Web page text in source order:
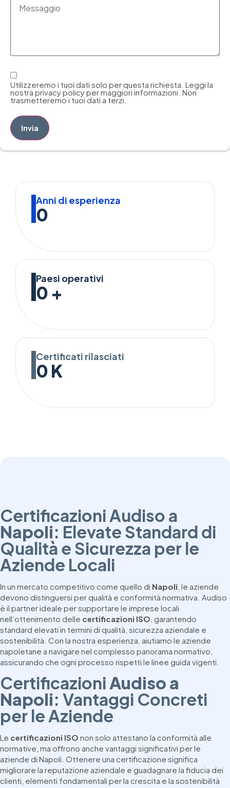
Utilizzeremo i tuoi dati solo per questa richiesta. Leggi la
nostra privacy policy per maggiori informazioni. Non
trasmetteremo i tuoi dati a terzi.
Invia
Anni di esperienza
0
Paesi operativi
0 +
Certificati rilasciati
0K
Certificazioni Audiso a
Napoli: Elevate Standard di
Qualità e Sicurezza per le
Aziende Locali
In un mercato competitivo come quello di Napoli , le aziende
devono distinguersi per qualità e conformità normativa. Audiso
è il partner ideale per supportare le imprese locali
nell’ottenimento delle certificazioni ISO , garantendo
standard elevati in termini di qualità, sicurezza aziendale e
sostenibilità. Con la nostra esperienza, aiutiamo le aziende
napoletane a navigare nel complesso panorama normativo,
assicurando che ogni processo rispetti le linee guida vigenti.
Certificazioni Audiso a
Napoli: Vantaggi Concreti
per le Aziende
Le certificazioni ISO non solo attestano la conformità alle
normative, ma offrono anche vantaggi significativi per le
aziende di Napoli. Ottenere una certificazione significa
migliorare la reputazione aziendale e guadagnare la fiducia dei
clienti, elementi fondamentali per la crescita e la sostenibilità